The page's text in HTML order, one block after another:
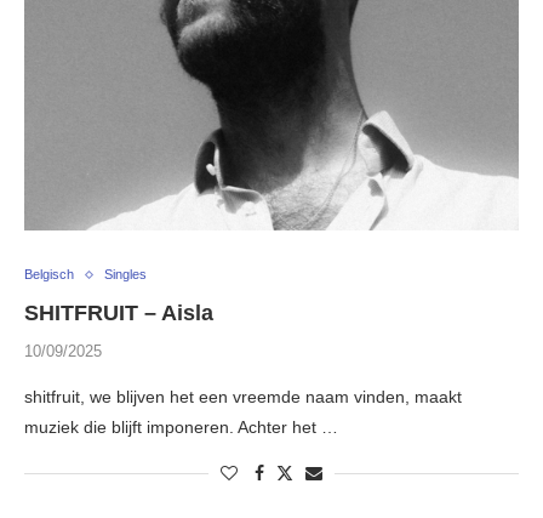
Belgisch Singles
SHITFRUIT – Aisla
10/09/2025
shitfruit, we blijven het een vreemde naam vinden, maakt
muziek die blijft imponeren. Achter het …